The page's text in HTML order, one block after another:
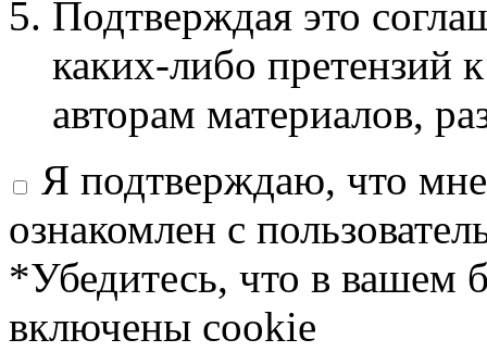
Подтверждая это
каких-либо претензий
авторам материалов,
Я подтверждаю, что
ознакомлен с
*Убедитесь, что в вашем
включены cookie